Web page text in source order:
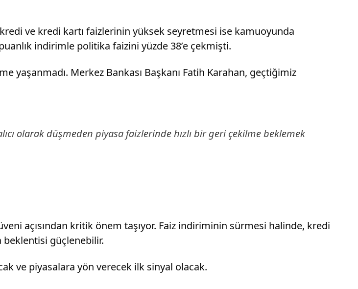
ve kredi kartı faizlerinin yüksek seyretmesi ise kamuoyunda
indirimle politika faizini yüzde 38’e çekmişti.
yaşanmadı. Merkez Bankası Başkanı Fatih Karahan, geçtiğimiz
olarak düşmeden piyasa faizlerinde hızlı bir geri çekilme beklemek
açısından kritik önem taşıyor. Faiz indiriminin sürmesi halinde, kredi
güçlenebilir.
ve piyasalara yön verecek ilk sinyal olacak.